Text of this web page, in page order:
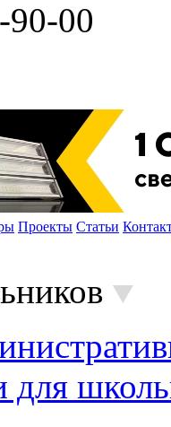
90-00
Проекты Статьи
для